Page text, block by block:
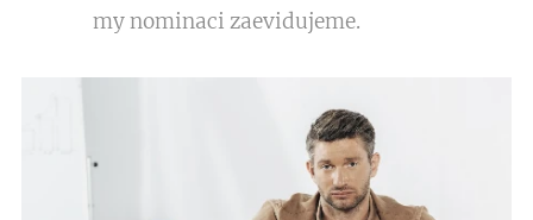
my nominaci zaevidujeme.